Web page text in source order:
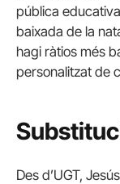
pública
baixada de la
hagi ràtios més
personalitzat de
Des d’UGT,